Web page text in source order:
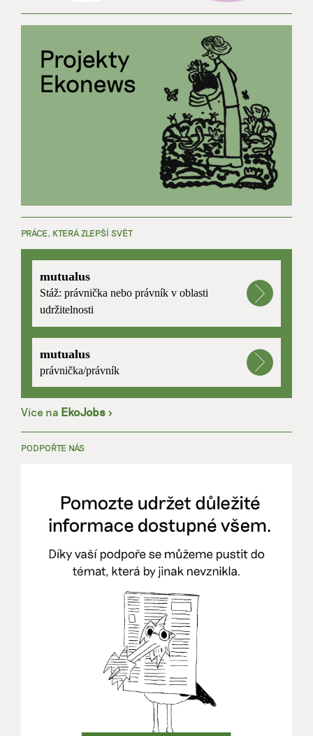
PRÁCE, KTERÁ ZLEPŠÍ SVĚT
mutualus
Stáž: právnička nebo právník v oblasti
udržitelnosti
mutualus
právnička/právník
Více na EkoJobs >
PODPOŘTE NÁS